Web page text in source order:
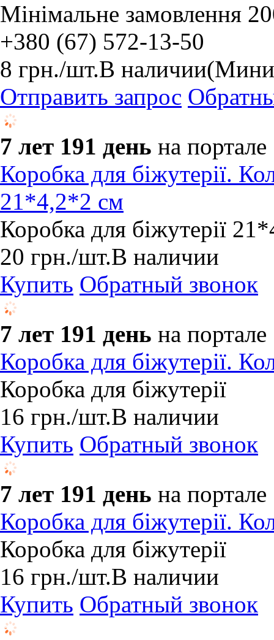
Мінімальне замовлення
+380 (67) 572-13-50
8 грн./шт.В наличии
Отправить запрос
7 лет 191 день на портале
Коробка для біжутерії.
21*4,2*2 см
Коробка для біжутерії
20 грн./шт.В наличии
Купить Обратный звонок
7 лет 191 день на портале
Коробка для біжутерії.
Коробка для біжутерії
16 грн./шт.В наличии
Купить Обратный звонок
7 лет 191 день на портале
Коробка для біжутерії.
Коробка для біжутерії
16 грн./шт.В наличии
Купить Обратный звонок